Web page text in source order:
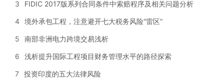
3 FIDIC 2017版系列合同条件中索赔程序及相关问题分析
4 境外承包工程，注意避开七大税务风险“雷区”
5 南部非洲电力跨境交易浅析
6 浅析提升国际工程项目财务管理水平的路径探索
7 投资印度的五大法律风险